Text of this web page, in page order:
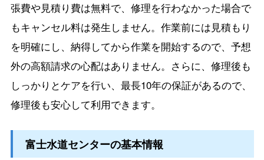
張費や見積り費は無料で、修理を行わなかった場合で
もキャンセル料は発生しません。作業前には見積もり
を明確にし、納得してから作業を開始するので、予想
外の高額請求の心配はありません。さらに、修理後も
しっかりとケアを行い、最長10年の保証があるので、
修理後も安心して利用できます。
富士水道センターの基本情報